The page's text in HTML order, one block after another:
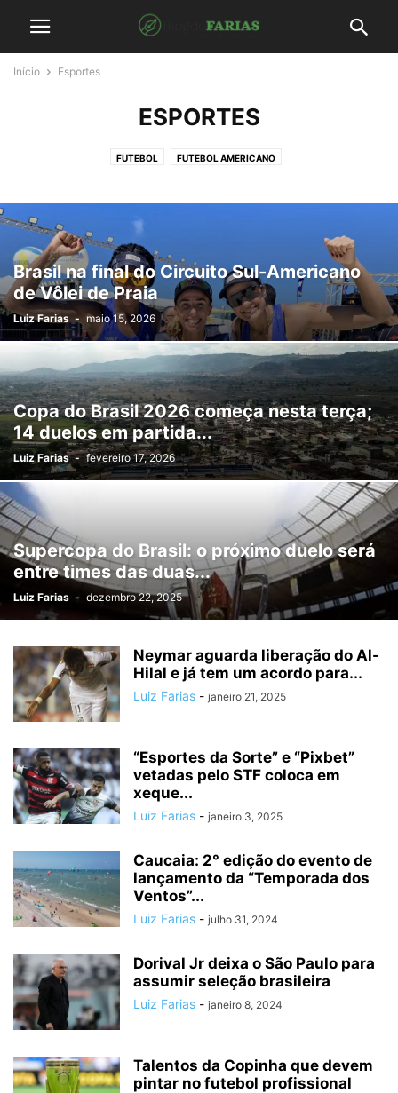
Início Esportes
ESPORTES
FUTEBOL FUTEBOL AMERICANO
Brasil na final do Circuito Sul-Americano
de Vôlei de Praia
Luiz Farias - maio 15, 2026
Copa do Brasil 2026 começa nesta terça;
14 duelos em partida...
Luiz Farias - fevereiro 17, 2026
Supercopa do Brasil: o próximo duelo será
entre times das duas...
Luiz Farias - dezembro 22, 2025
Neymar aguarda liberação do Al-
Hilal e já tem um acordo para...
Luiz Farias - janeiro 21, 2025
“Esportes da Sorte” e “Pixbet”
vetadas pelo STF coloca em
xeque...
Luiz Farias - janeiro 3, 2025
Caucaia: 2° edição do evento de
lançamento da “Temporada dos
Ventos”...
Luiz Farias - julho 31, 2024
Dorival Jr deixa o São Paulo para
assumir seleção brasileira
Luiz Farias - janeiro 8, 2024
Talentos da Copinha que devem
pintar no futebol profissional